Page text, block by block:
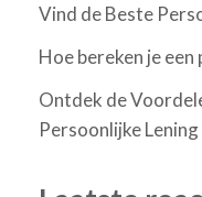
Vind de Beste
Hoe bereken je
Ontdek de
Persoonlijke